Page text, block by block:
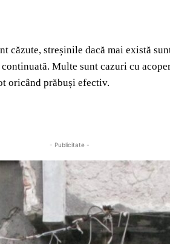
căzute, streșinile dacă mai există
Multe sunt cazuri cu
oricând prăbuși efectiv.
- Publicitate -